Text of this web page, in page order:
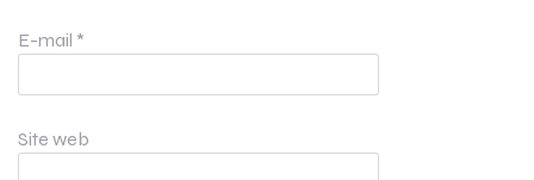
E-mail *
Site web